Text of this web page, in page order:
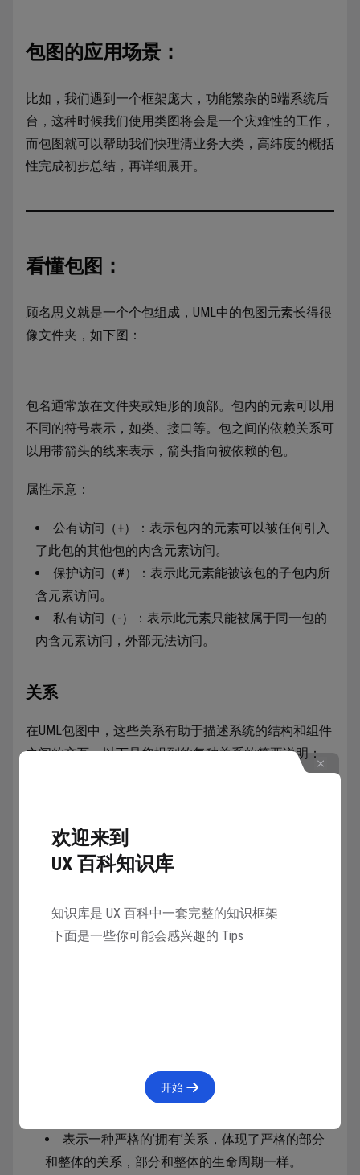
包图的应用场景：
比如，我们遇到一个框架庞大，功能繁杂的B端系统后
台，这种时候我们使用类图将会是一个灾难性的工作，
而包图就可以帮助我们快理清业务大类，高纬度的概括
性完成初步总结，再详细展开。
看懂包图：
顾名思义就是一个个包组成，UML中的包图元素长得很
像文件夹，如下图：
包名通常放在文件夹或矩形的顶部。包内的元素可以用
不同的符号表示，如类、接口等。包之间的依赖关系可
以用带箭头的线来表示，箭头指向被依赖的包。
属性示意：
公有访问（+）：表示包内的元素可以被任何引入
了此包的其他包的内含元素访问。
保护访问（#）：表示此元素能被该包的子包内所
含元素访问。
私有访问（-）：表示此元素只能被属于同一包的
内含元素访问，外部无法访问。
关系
在UML包图中，这些关系有助于描述系统的结构和组件
之间的交互。以下是您提到的每种关系的简要说明：
中的元素。
这通常意味着一个包中的类调用了另一个包中的
在UML中，依赖关系用虚线箭头表示，箭头指向
被依赖的包或元素。
向父类或被实现的接口。
表示一种严格的’拥有’关系，体现了严格的部分
和整体的关系，部分和整体的生命周期一样。
欢迎来到
UX 百科知识库
知识库是 UX 百科中一套完整的知识框架
下面是一些你可能会感兴趣的 Tips
开始